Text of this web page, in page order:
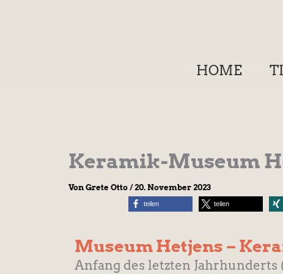
HOME
Keramik-Museum
Von Grete Otto /20. November 2023
teilen teilen
Museum Hetjens –
Anfang des letzten Jahrhunderts